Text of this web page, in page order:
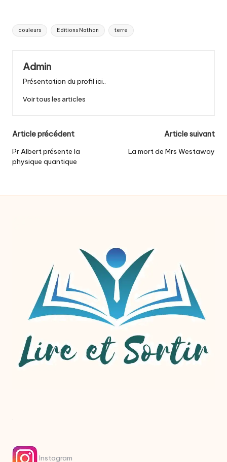
Tags:
couleurs Editions Nathan terre
Admin
Présentation du profil ici..
Voir tous les articles
Post
navigation
Article précédent
Pr Albert présente la
physique quantique
Article suivant
La mort de Mrs Westaway
.
Instagram